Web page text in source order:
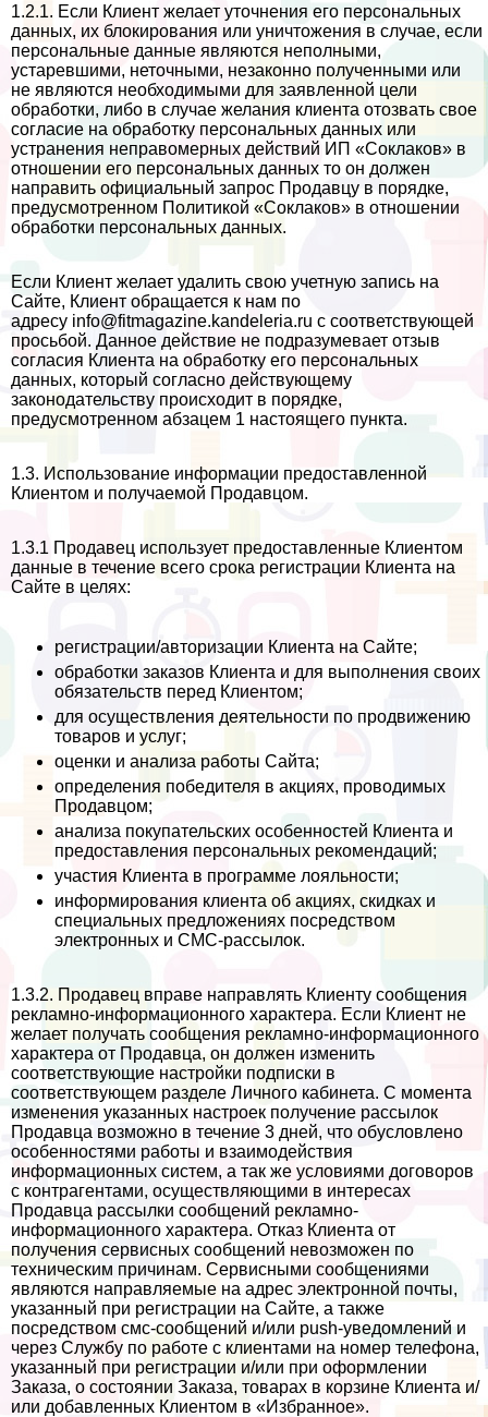
1.2.1. Если Клиент желает уточнения его персональных
данных, их блокирования или уничтожения в случае, если
персональные данные являются неполными,
устаревшими, неточными, незаконно полученными или
не являются необходимыми для заявленной цели
обработки, либо в случае желания клиента отозвать свое
согласие на обработку персональных данных или
устранения неправомерных действий ИП «Соклаков» в
отношении его персональных данных то он должен
направить официальный запрос Продавцу в порядке,
предусмотренном Политикой «Соклаков» в отношении
обработки персональных данных.
Если Клиент желает удалить свою учетную запись на
Сайте, Клиент обращается к нам по
адресу info@fitmagazine.kandeleria.ru с соответствующей
просьбой. Данное действие не подразумевает отзыв
согласия Клиента на обработку его персональных
данных, который согласно действующему
законодательству происходит в порядке,
предусмотренном абзацем 1 настоящего пункта.
1.3. Использование информации предоставленной
Клиентом и получаемой Продавцом.
1.3.1 Продавец использует предоставленные Клиентом
данные в течение всего срока регистрации Клиента на
Сайте в целях:
регистрации/авторизации Клиента на Сайте;
обработки заказов Клиента и для выполнения своих
обязательств перед Клиентом;
для осуществления деятельности по продвижению
товаров и услуг;
оценки и анализа работы Сайта;
определения победителя в акциях, проводимых
Продавцом;
анализа покупательских особенностей Клиента и
предоставления персональных рекомендаций;
участия Клиента в программе лояльности;
информирования клиента об акциях, скидках и
специальных предложениях посредством
электронных и СМС-рассылок.
1.3.2. Продавец вправе направлять Клиенту сообщения
рекламно-информационного хаpaктера. Если Клиент не
желает получать сообщения рекламно-информационного
хаpaктера от Продавца, он должен изменить
соответствующие настройки подписки в
соответствующем разделе Личного кабинета. С момента
изменения указанных настроек получение рассылок
Продавца возможно в течение 3 дней, что обусловлено
особенностями работы и взаимодействия
информационных систем, а так же условиями договоров
с контрагентами, осуществляющими в интересах
Продавца рассылки сообщений рекламно-
информационного хаpaктера. Отказ Клиента от
получения сервисных сообщений невозможен по
техническим причинам. Сервисными сообщениями
являются направляемые на адрес электронной почты,
указанный при регистрации на Сайте, а также
посредством смс-сообщений и/или push-уведомлений и
через Службу по работе с клиентами на номер телефона,
указанный при регистрации и/или при оформлении
Заказа, о состоянии Заказа, товарах в корзине Клиента и/
или добавленных Клиентом в «Избранное».